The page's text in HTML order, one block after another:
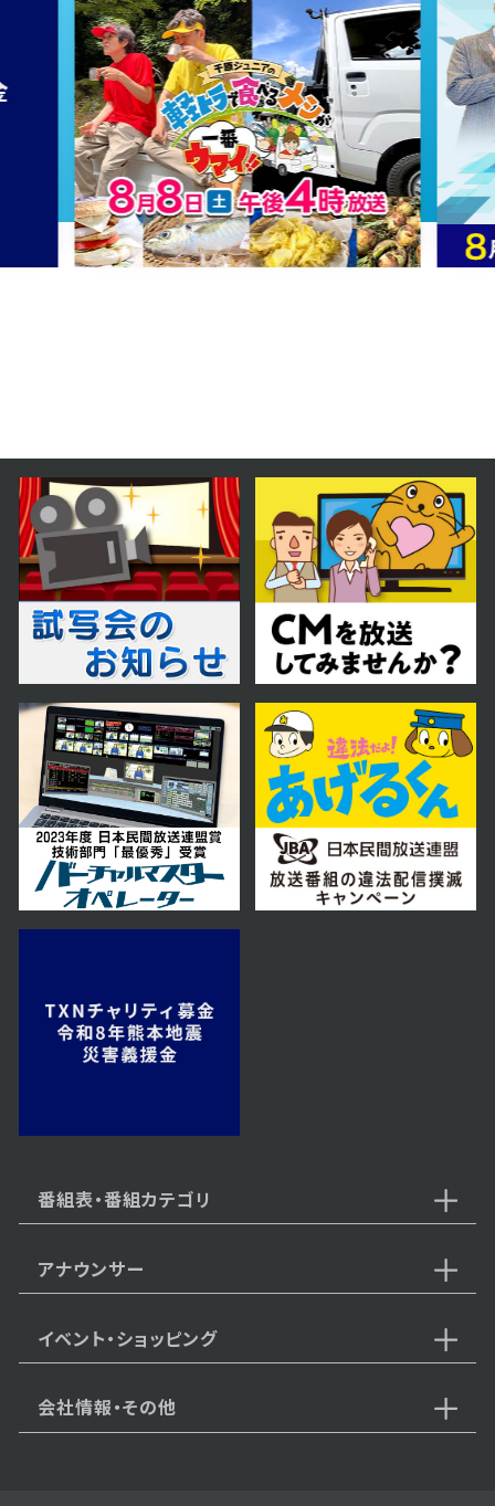
2023年09月07日 放送
第20話 病院船の危機
2023年09月06日 放送
第19話 退院祝い
2023年09月04日 放送
第17話 嵐の前の静けさ
2023年09月01日 放送
第16話 愛の行方
2023年08月31日 放送
第15話 フェアプレー
第14話 あなたを突き放す理由
2023年08月25日 放送
番組表・番組カテゴリ
アナウンサー
イベント・ショッピング
会社情報・その他